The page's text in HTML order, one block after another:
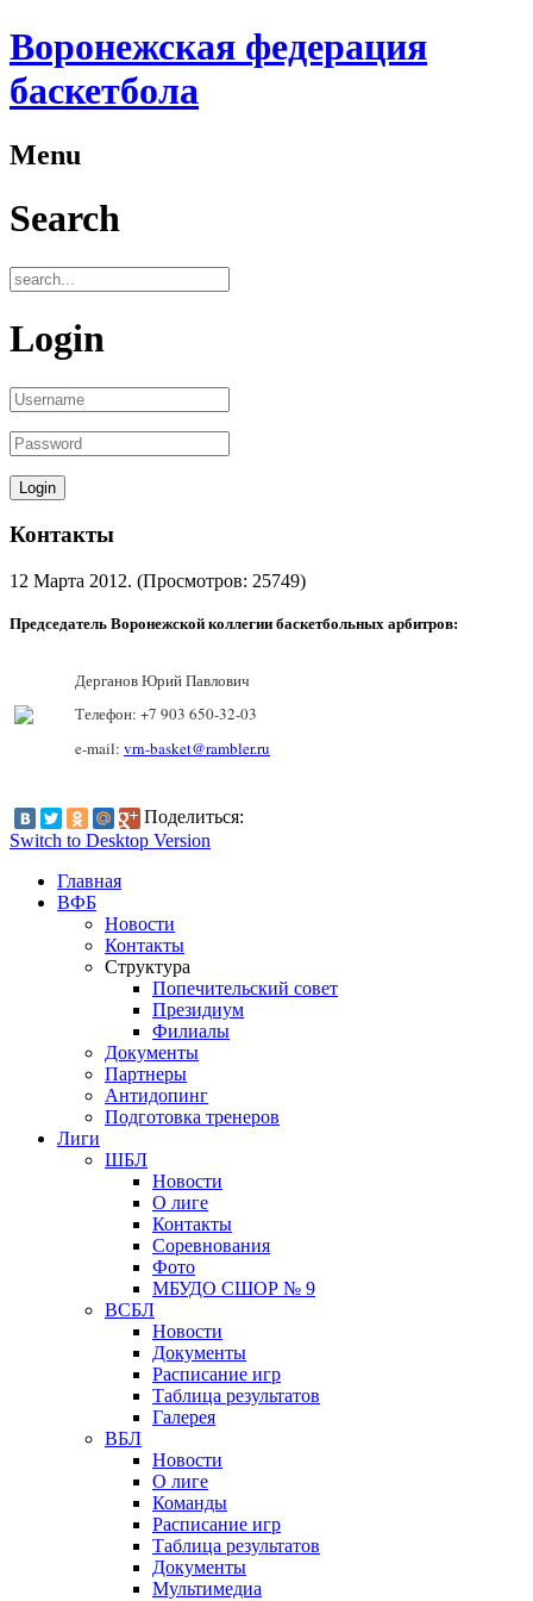
Воронежская федерация
баскетбола
Menu
Search
Login
Контакты
12 Марта 2012. (Просмотров: 25749)
Председатель Воронежской коллегии баскетбольных арбитров:
Дерганов Юрий Павлович
Телефон: +7 903 650-32-03
e-mail: vrn-basket@rambler.ru
Поделиться:
Switch to Desktop Version
Главная
ВФБ
Новости
Контакты
Структура
Попечительский совет
Президиум
Филиалы
Документы
Партнеры
Антидопинг
Подготовка тренеров
Лиги
ШБЛ
Новости
О лиге
Контакты
Соревнования
Фото
МБУДО СШОР № 9
ВСБЛ
Новости
Документы
Расписание игр
Таблица результатов
Галерея
ВБЛ
Новости
О лиге
Команды
Расписание игр
Таблица результатов
Документы
Мультимедиа